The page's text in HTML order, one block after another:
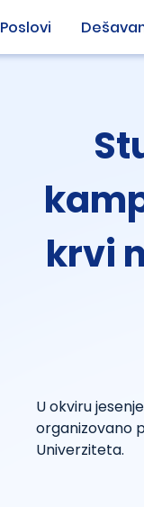
Poslovi
krvi
U okviru
organizovano
Univerziteta.